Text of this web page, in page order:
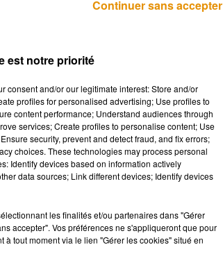
les maladies
la bonne cause ! Pour
Movember, le mois
Foundation
chez les hommes du
la moustache dans le but
En retour, des fonds
positif supplémentaire
est notre priorité
consent and/or our legitimate interest: Store and/or
profiles for personalised advertising; Use profiles to
content performance; Understand audiences through
services; Create profiles to personalise content; Use
security, prevent and detect fraud, and fix errors;
choices. These technologies may process personal
Identify devices based on information actively
data sources; Link different devices; Identify devices
les finalités et/ou partenaires dans "Gérer
accepter". Vos préférences ne s'appliqueront que pour
tout moment via le lien "Gérer les cookies" situé en
Continuer sans accepter